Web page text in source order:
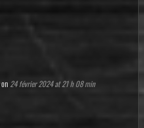
on 24 février 2024 at 21 h 08 min